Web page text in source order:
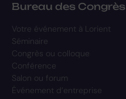
Bureau des Congrès
Votre événement à Lorient
Séminaire
Congrès ou colloque
Conférence
Salon ou forum
Événement d’entreprise